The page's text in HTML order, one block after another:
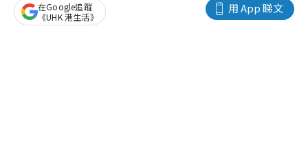
用 App 睇文
在Google追蹤
《UHK 港生活》